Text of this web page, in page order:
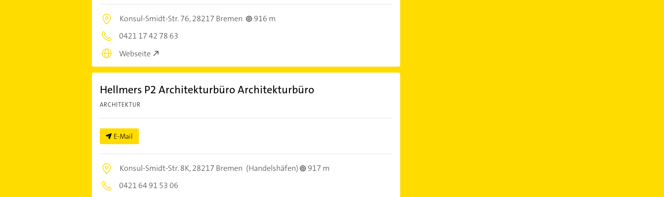
Konsul-Smidt-Str. 76,28217 Bremen
916 m
0421 17 42 78 63
Webseite
Hellmers P2 Architekturbüro Architekturbüro
ARCHITEKTUR
E-Mail
Konsul-Smidt-Str. 8K,28217 Bremen (Handelshäfen)
917 m
0421 64 91 53 06